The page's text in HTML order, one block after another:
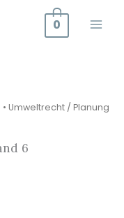
0
Umweltrecht / Planung
6